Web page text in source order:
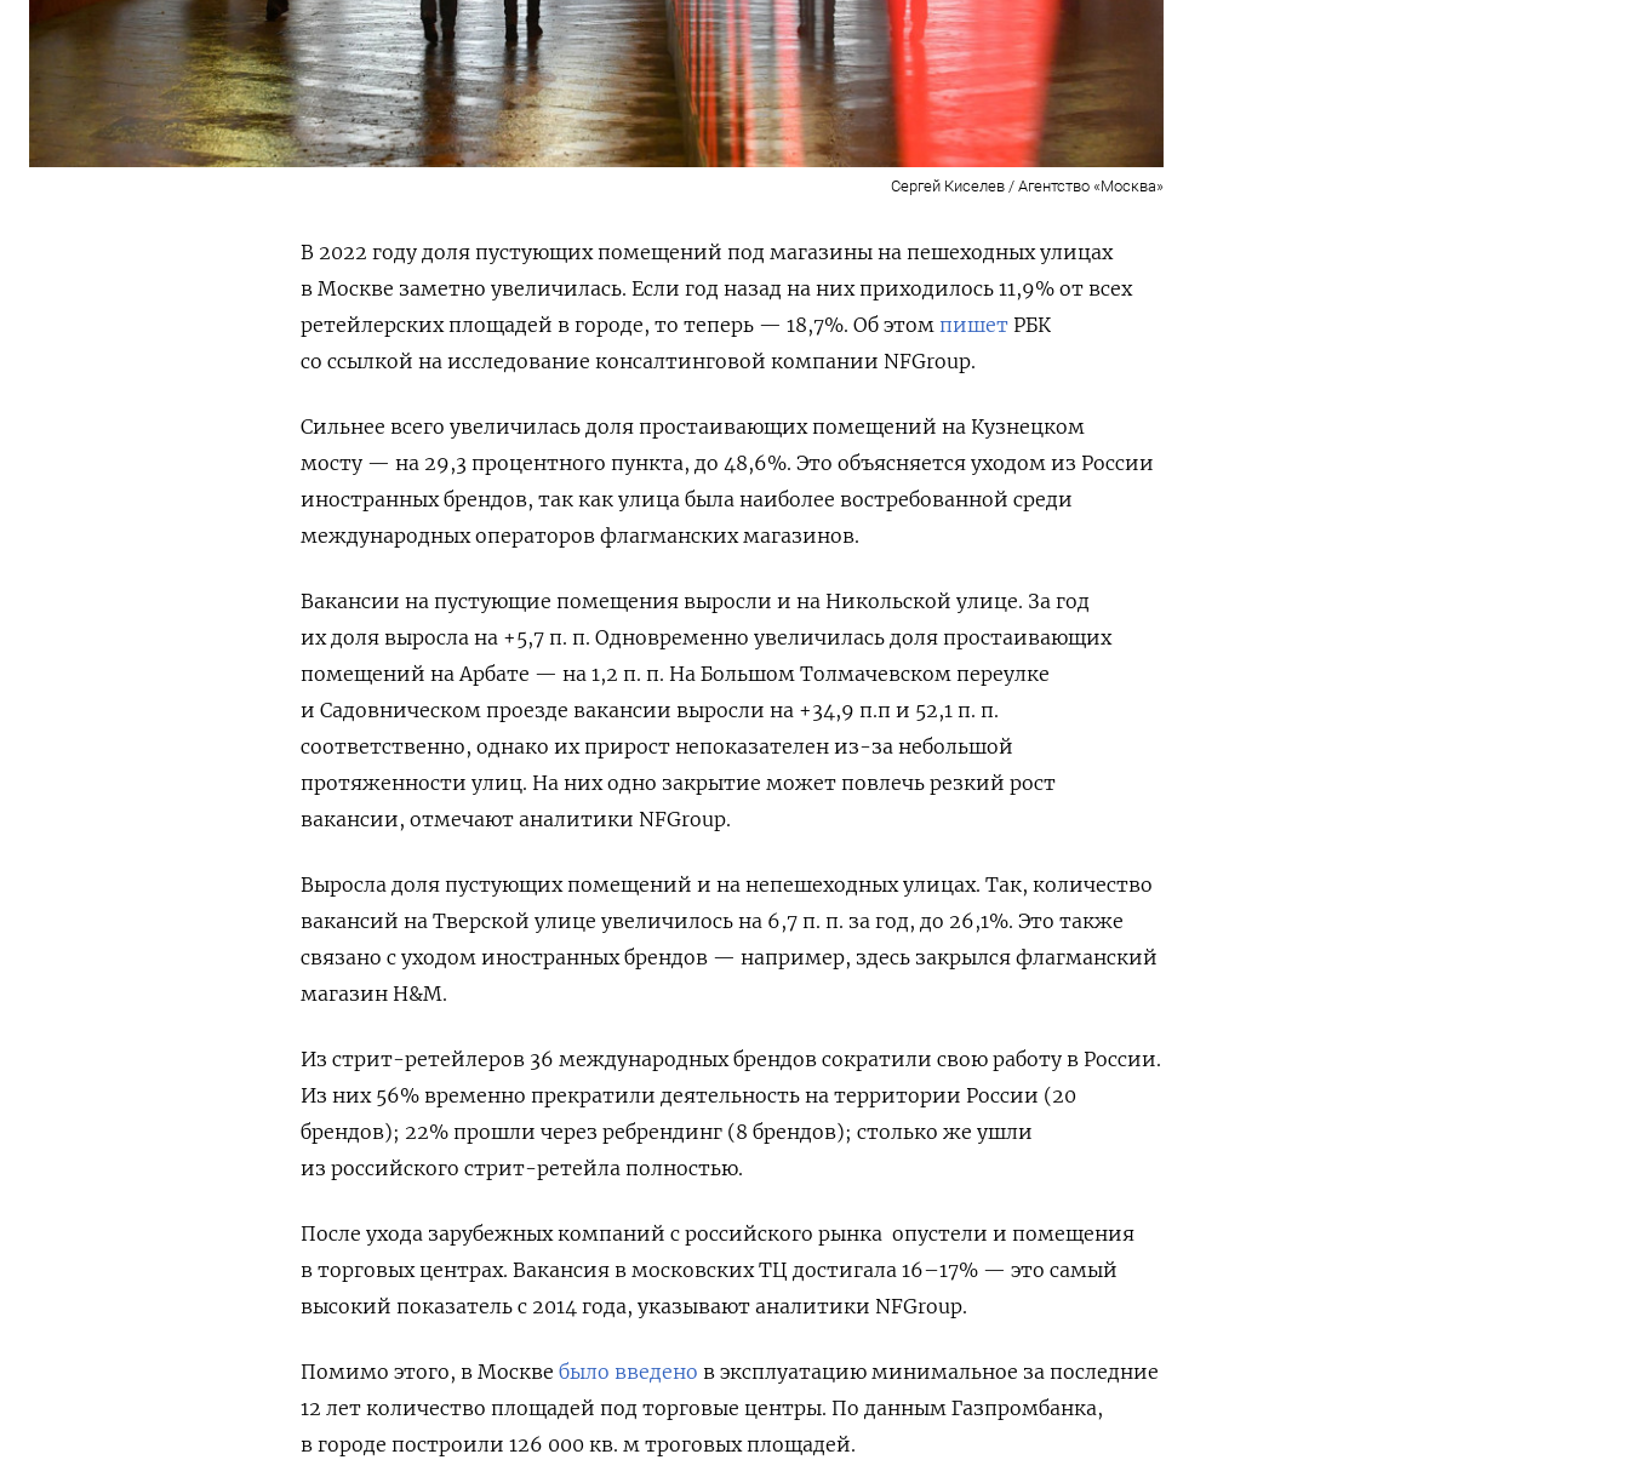
Сергей Киселев / Агентство «Москва»
В 2022 году доля пустующих помещений под магазины на пешеходных улицах
в Москве заметно увеличилась. Если год назад на них приходилось 11,9% от всех
ретейлерских площадей в городе, то теперь — 18,7%. Об этом пишет РБК
со ссылкой на исследование консалтинговой компании NFGroup.
Сильнее всего увеличилась доля простаивающих помещений на Кузнецком
мосту — на 29,3 процентного пункта, до 48,6%. Это объясняется уходом из России
иностранных брендов, так как улица была наиболее востребованной среди
международных операторов флагманских магазинов.
Вакансии на пустующие помещения выросли и на Никольской улице. За год
их доля выросла на +5,7 п. п. Одновременно увеличилась доля простаивающих
помещений на Арбате — на 1,2 п. п. На Большом Толмачевском переулке
и Садовническом проезде вакансии выросли на +34,9 п.п и 52,1 п. п.
соответственно, однако их прирост непоказателен из-за небольшой
протяженности улиц. На них одно закрытие может повлечь резкий рост
вакансии, отмечают аналитики NFGroup.
Выросла доля пустующих помещений и на непешеходных улицах. Так, количество
вакансий на Тверской улице увеличилось на 6,7 п. п. за год, до 26,1%. Это также
связано с уходом иностранных брендов — например, здесь закрылся флагманский
магазин H&M.
Из стрит-ретейлеров 36 международных брендов сократили свою работу в России.
Из них 56% временно прекратили деятельность на территории России (20
брендов); 22% прошли через ребрендинг (8 брендов); столько же ушли
из российского стрит-ретейла полностью.
После ухода зарубежных компаний с российского рынка опустели и помещения
в торговых центрах. Вакансия в московских ТЦ достигала 16–17% — это самый
высокий показатель с 2014 года, указывают аналитики NFGroup.
Помимо этого, в Москве было введено в эксплуатацию минимальное за последние
12 лет количество площадей под торговые центры. По данным Газпромбанка,
в городе построили 126 000 кв. м троговых площадей.